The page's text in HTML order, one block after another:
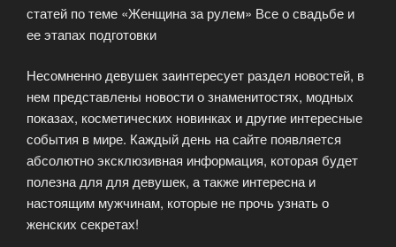
статей по теме «Женщина за рулем» Все о свадьбе и
ее этапах подготовки
Несомненно девушек заинтересует раздел новостей, в
нем представлены новости о знаменитостях, модных
показах, косметических новинках и другие интересные
события в мире. Каждый день на сайте появляется
абсолютно эксклюзивная информация, которая будет
полезна для для девушек, а также интересна и
настоящим мужчинам, которые не прочь узнать о
женских секретах!